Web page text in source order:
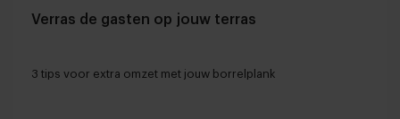
Verras de gasten op jouw terras
3 tips voor extra omzet met jouw borrelplank